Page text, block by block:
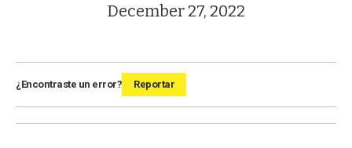
December 27, 2022
¿Encontraste un error? Reportar